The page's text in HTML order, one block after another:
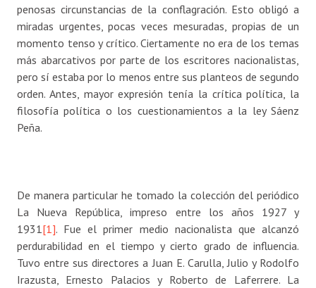
penosas circunstancias de la conflagración. Esto obligó a
miradas urgentes, pocas veces mesuradas, propias de un
momento tenso y crítico. Ciertamente no era de los temas
más abarcativos por parte de los escritores nacionalistas,
pero sí estaba por lo menos entre sus planteos de segundo
orden. Antes, mayor expresión tenía la crítica política, la
filosofía política o los cuestionamientos a la ley Sáenz
Peña.
De manera particular he tomado la colección del periódico
La Nueva República, impreso entre los años 1927 y
1931[1]. Fue el primer medio nacionalista que alcanzó
perdurabilidad en el tiempo y cierto grado de influencia.
Tuvo entre sus directores a Juan E. Carulla, Julio y Rodolfo
Irazusta, Ernesto Palacios y Roberto de Laferrere. La